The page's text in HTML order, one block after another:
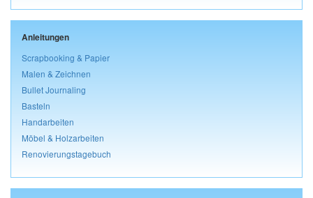
Anleitungen
Scrapbooking & Papier
Malen & Zeichnen
Bullet Journaling
Basteln
Handarbeiten
Möbel & Holzarbeiten
Renovierungstagebuch